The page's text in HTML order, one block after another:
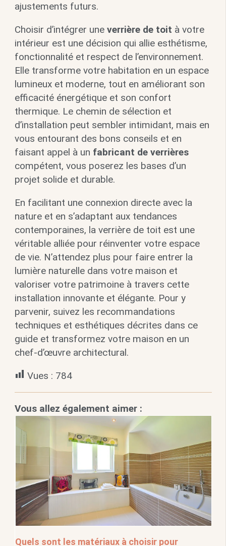
ajustements futurs.
Choisir d’intégrer une verrière de toit à votre
intérieur est une décision qui allie esthétisme,
fonctionnalité et respect de l’environnement.
Elle transforme votre habitation en un espace
lumineux et moderne, tout en améliorant son
efficacité énergétique et son confort
thermique. Le chemin de sélection et
d’installation peut sembler intimidant, mais en
vous entourant des bons conseils et en
faisant appel à un fabricant de verrières
compétent, vous poserez les bases d’un
projet solide et durable.
En facilitant une connexion directe avec la
nature et en s’adaptant aux tendances
contemporaines, la verrière de toit est une
véritable alliée pour réinventer votre espace
de vie. N’attendez plus pour faire entrer la
lumière naturelle dans votre maison et
valoriser votre patrimoine à travers cette
installation innovante et élégante. Pour y
parvenir, suivez les recommandations
techniques et esthétiques décrites dans ce
guide et transformez votre maison en un
chef-d’œuvre architectural.
Vues : 784
Vous allez également aimer :
Quels sont les matériaux à choisir pour